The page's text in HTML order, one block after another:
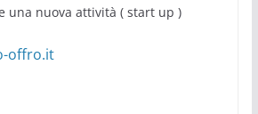
una nuova attività ( start up )
offro.it